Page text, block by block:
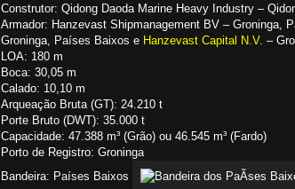
Construtor: Qidong Daoda Marine Heavy Industry –
Armador: Hanzevast Shipmanagement BV – Groninga,
Groninga, Países Baixos e Hanzevast Capital N.V. –
LOA: 180 m
Boca: 30,05 m
Calado: 10,10 m
Arqueação Bruta (GT): 24.210 t
Porte Bruto (DWT): 35.000 t
Capacidade: 47.388 m³ (Grão) ou 46.545 m³ (Fardo)
Porto de Registro: Groninga
Bandeira: Países Baixos